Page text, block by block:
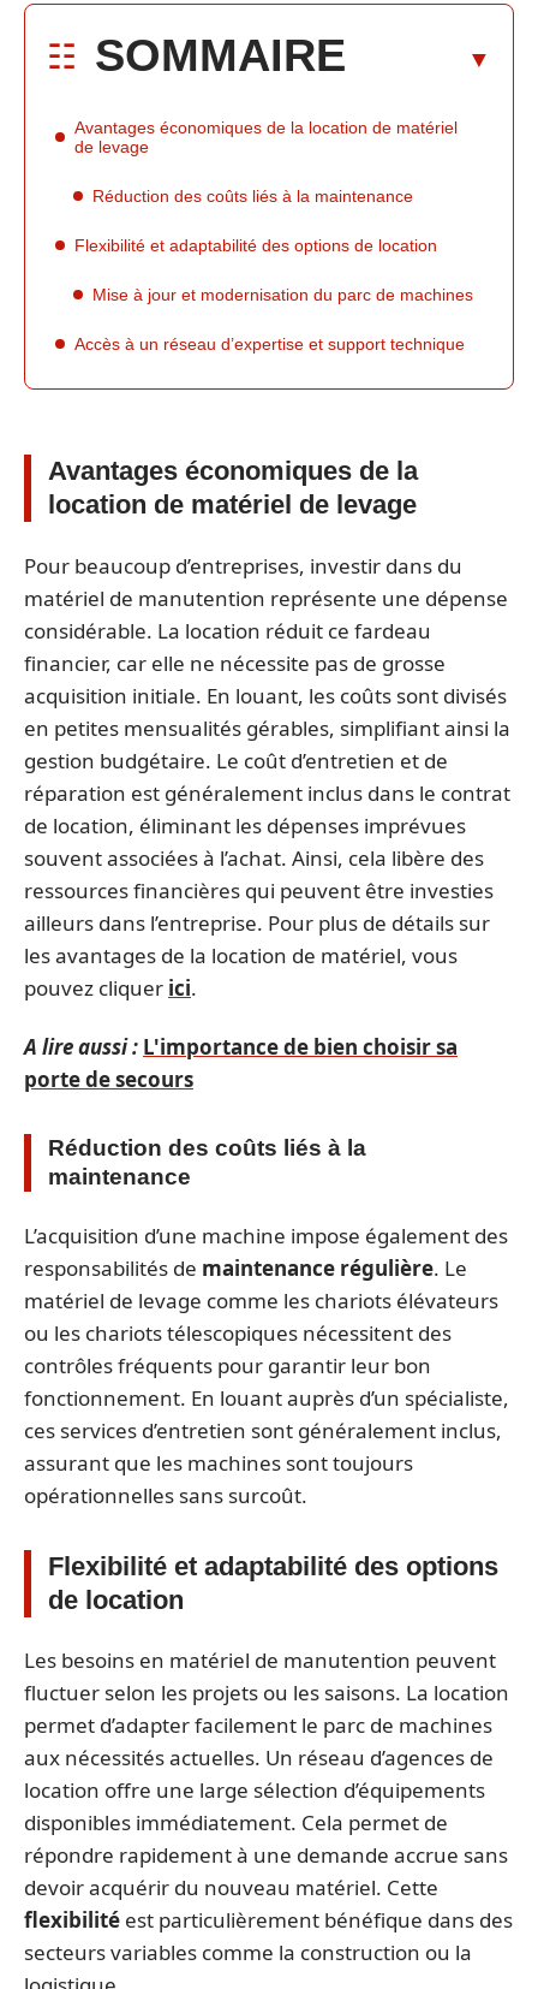
SOMMAIRE
Avantages économiques de la location de matériel
de levage
Réduction des coûts liés à la maintenance
Flexibilité et adaptabilité des options de location
Mise à jour et modernisation du parc de machines
Accès à un réseau d’expertise et support technique
Avantages économiques de la
location de matériel de levage
Pour beaucoup d’entreprises, investir dans du
matériel de manutention représente une dépense
considérable. La location réduit ce fardeau
financier, car elle ne nécessite pas de grosse
acquisition initiale. En louant, les coûts sont divisés
en petites mensualités gérables, simplifiant ainsi la
gestion budgétaire. Le coût d’entretien et de
réparation est généralement inclus dans le contrat
de location, éliminant les dépenses imprévues
souvent associées à l’achat. Ainsi, cela libère des
ressources financières qui peuvent être investies
ailleurs dans l’entreprise. Pour plus de détails sur
les avantages de la location de matériel, vous
pouvez cliquer ici.
A lire aussi : L'importance de bien choisir sa
porte de secours
Réduction des coûts liés à la
maintenance
L’acquisition d’une machine impose également des
responsabilités de maintenance régulière. Le
matériel de levage comme les chariots élévateurs
ou les chariots télescopiques nécessitent des
contrôles fréquents pour garantir leur bon
fonctionnement. En louant auprès d’un spécialiste,
ces services d’entretien sont généralement inclus,
assurant que les machines sont toujours
opérationnelles sans surcoût.
Flexibilité et adaptabilité des options
de location
Les besoins en matériel de manutention peuvent
fluctuer selon les projets ou les saisons. La location
permet d’adapter facilement le parc de machines
aux nécessités actuelles. Un réseau d’agences de
location offre une large sélection d’équipements
disponibles immédiatement. Cela permet de
répondre rapidement à une demande accrue sans
devoir acquérir du nouveau matériel. Cette
flexibilité est particulièrement bénéfique dans des
secteurs variables comme la construction ou la